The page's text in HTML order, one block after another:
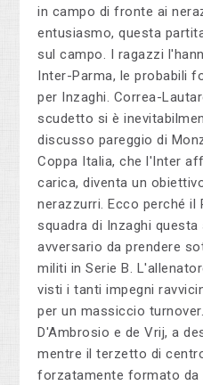
in campo di fronte ai
entusiasmo, questa
sul campo. I ragazzi
Inter-Parma, le probabili
per Inzaghi. Correa-
scudetto si è
discusso pareggio di
Coppa Italia, che l'Inter
carica, diventa un
nerazzurri. Ecco perché il
squadra di Inzaghi
avversario da prendere
militi in Serie B.
visti i tanti impegni
per un massiccio
D'Ambrosio e de Vrij, a
mentre il terzetto di
forzatamente formato da